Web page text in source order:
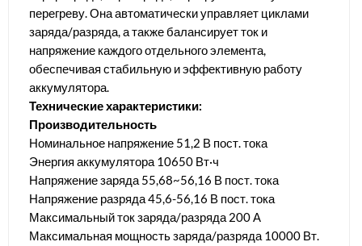
перегреву. Она автоматически управляет циклами
заряда/разряда, а также балансирует ток и
напряжение каждого отдельного элемента,
обеспечивая стабильную и эффективную работу
аккумулятора.
Технические характеристики:
Производительность
Номинальное напряжение 51,2 В пост. тока
Энергия аккумулятора 10650 Вт·ч
Напряжение заряда 55,68~56,16 В пост. тока
Напряжение разряда 45,6-56,16 В пост. тока
Максимальный ток заряда/разряда 200 А
Максимальная мощность заряда/разряда 10000 Вт.